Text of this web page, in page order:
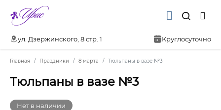
ул. Дзержинского, 8 стр. 1 Круглосуточно
Главная Праздники 8 марта Тюльпаны в вазе №3
Тюльпаны в вазе №3
Нет в наличии